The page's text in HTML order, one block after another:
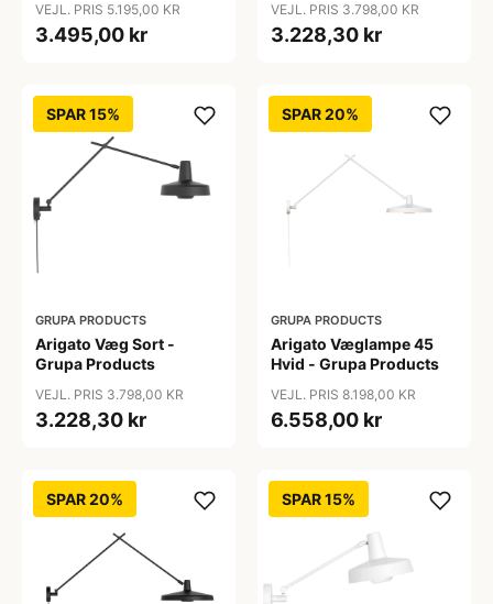
VEJL. PRIS 5.195,00 KR
3.495,00 kr
VEJL. PRIS 3.798,00 KR
3.228,30 kr
SPAR 15%
GRUPA PRODUCTS
Arigato Væg Sort -
Grupa Products
VEJL. PRIS 3.798,00 KR
3.228,30 kr
SPAR 20%
GRUPA PRODUCTS
Arigato Væglampe 45
Hvid - Grupa Products
VEJL. PRIS 8.198,00 KR
6.558,00 kr
SPAR 20% SPAR 15%